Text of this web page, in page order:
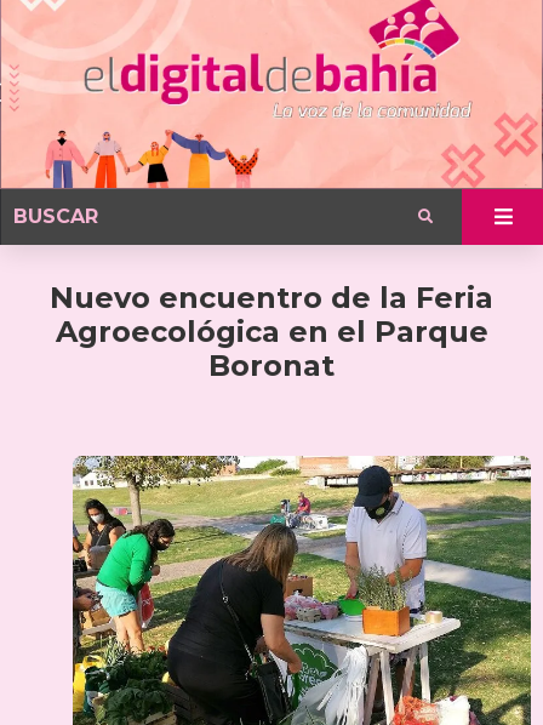
Nuevo encuentro de la Feria
Agroecológica en el Parque
Boronat